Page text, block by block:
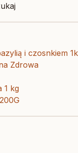
i czosnkiem
Zdrowa
1 kg